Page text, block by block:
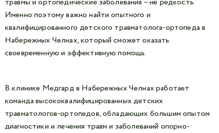
травмы и ортопедические заболевания – не редкость.
Именно поэтому важно найти опытного и
квалифицированного детского травматолога-ортопеда в
Набережных Челнах, который сможет оказать
своевременную и эффективную помощь.
В клинике Медгард в Набережных Челнах работает
команда высококвалифицированных детских
травматологов-ортопедов, обладающих большим опытом
диагностики и лечения травм и заболеваний опорно-